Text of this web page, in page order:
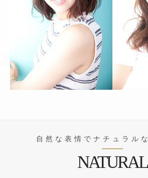
自然な表情でナチュラル
NATURAL